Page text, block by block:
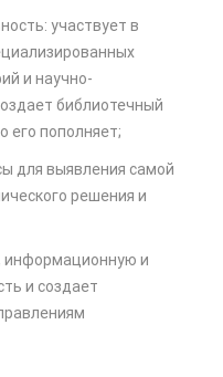
участвует в
и научно-
библиотечный
его пополняет;
для выявления самой
решения и
информационную и
и создает